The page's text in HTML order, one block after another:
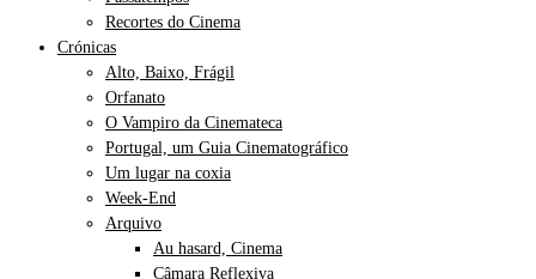
Recortes do Cinema
Crónicas
Alto, Baixo, Frágil
Orfanato
O Vampiro da Cinemateca
Portugal, um Guia Cinematográfico
Um lugar na coxia
Week-End
Arquivo
Au hasard, Cinema
Câmara Reflexiva